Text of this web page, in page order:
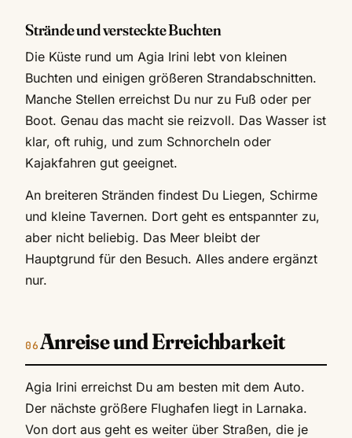
Strände und versteckte Buchten
Die Küste rund um Agia Irini lebt von kleinen
Buchten und einigen größeren Strandabschnitten.
Manche Stellen erreichst Du nur zu Fuß oder per
Boot. Genau das macht sie reizvoll. Das Wasser ist
klar, oft ruhig, und zum Schnorcheln oder
Kajakfahren gut geeignet.
An breiteren Stränden findest Du Liegen, Schirme
und kleine Tavernen. Dort geht es entspannter zu,
aber nicht beliebig. Das Meer bleibt der
Hauptgrund für den Besuch. Alles andere ergänzt
nur.
Anreise und Erreichbarkeit
Agia Irini erreichst Du am besten mit dem Auto.
Der nächste größere Flughafen liegt in Larnaka.
Von dort aus geht es weiter über Straßen, die je